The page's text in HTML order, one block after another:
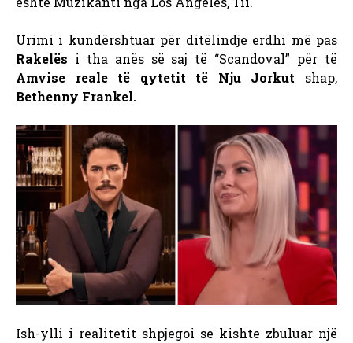
Urimi i kundërshtuar për ditëlindje erdhi më pas
Rakelës i tha anës së saj të “Scandoval” për të
Amvise reale të qytetit të Nju Jorkut shap,
Bethenny Frankel.
Ish-ylli i realitetit shpjegoi se kishte zbuluar një